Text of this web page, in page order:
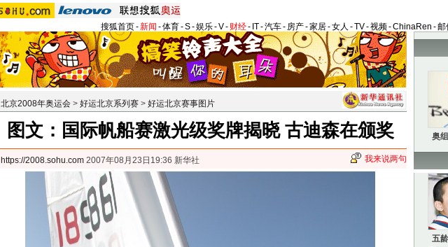
搜狐首页-新闻 -体育-S-娱乐-V- 财经- IT-汽车- 房产-家居-女人 -TV-视频-ChinaRen -邮
北京2008年奥运会 > 好运北京系列赛 > 好运北京赛事图片
图文：国际帆船赛激光级奖牌揭晓 古迪森在颁奖
https://2008.sohu.com 2007年08月23日19:36 新华社 我来说两句
奥
五